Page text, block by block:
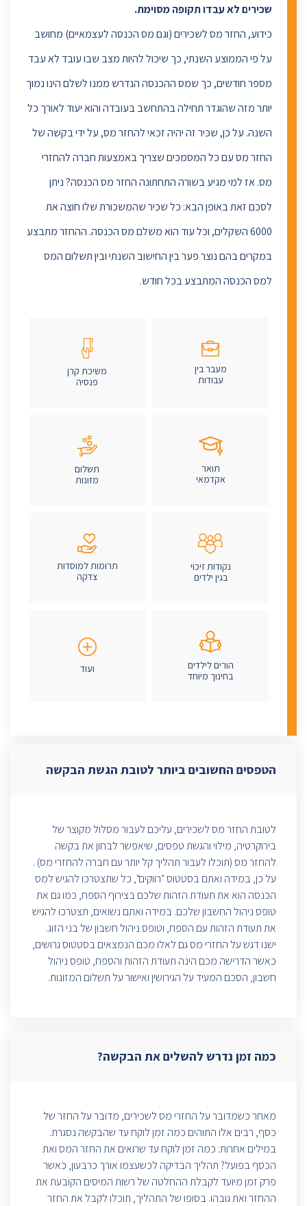
מעבר בין
עבודות
משיכת קרן
פנסיה
תואר
אקדמאי
תשלום
מזונות
נקודות זיכוי
בגין ילדים
תרומות למוסדות
צדקה
הורים לילדים
בחינוך מיוחד
ועוד
שכירים לא עבדו תקופה מסוימת.
כידוע, החזר מס לשכירים (וגם מס הכנסה לעצמאיים) מחושב
על פי הממוצע השנתי, כך שיכול להיות מצב שבו עובד לא עבד
מספר חודשים, כך שמס ההכנסה הנדרש ממנו לשלם הינו נמוך
יותר מזה שהוגדר תחילה בהתחשב בעובדה והוא יעוד לאורך כל
השנה. על כן, שכיר זה יהיה זכאי להחזר מס, על ידי בקשה של
החזר מס עם כל המסמכים שצריך באמצעות חברה להחזרי
מס. אז למי מגיע בשורה התחתונה החזר מס הכנסה? ניתן
לסכם זאת באופן הבא: כל שכיר שהמשכורת שלו חוצה את
6000 השקלים, וכל עוד הוא משלם מס הכנסה. ההחזר מתבצע
במקרים בהם נוצר פער בין החישוב השנתי ובין תשלום המס
למס הכנסה המתבצע בכל חודש.
הטפסים החשובים ביותר לטובת הגשת הבקשה
לטובת החזר מס לשכירים, עליכם לעבור מסלול מקוצר של
בירוקרטיה, מילוי והגשת טפסים, שיאפשר לבחון את בקשה
להחזר מס (תוכלו לעבור תהליך קל יותר עם חברה להחזרי מס) .
על כן, במידה ואתם בסטטוס "רווקים", כל שתצטרכו להגיש למס
הכנסה הוא את תעודת הזהות שלכם בצירוף הספח, כמו גם את
טופס ניהול החשבון שלכם. במידה ואתם נשואים, תצטרכו להגיש
את תעודת הזהות עם הספח, וטופס ניהול חשבון של בני הזוג.
ישנו דגש על החזרי מס גם לאלו מכם הנמצאים בסטטוס גרושים,
כאשר הדרישה מכם הינה תעודת הזהות והספח, טופס ניהול
חשבון, הסכם המעיד על הגירושין ואישור על תשלום המזונות.
כמה זמן נדרש להשלים את הבקשה?
מאחר כשמדובר על החזרי מס לשכירים, מדובר על החזר של
כסף, רבים אלו התוהים כמה זמן לוקח עד שהבקשה נסגרת.
במילים אחרות: כמה זמן לוקח עד שרואים את החזר המס ואת
הכסף בפועל? תהליך הבדיקה לכשעצמו אורך כרבעון, כאשר
פרק זמן מיועד לקבלת ההחלטה של רשות המיסים הקובעת את
ההחזר ואת גובהו. בסופו של התהליך, תוכלו לקבל את החזר